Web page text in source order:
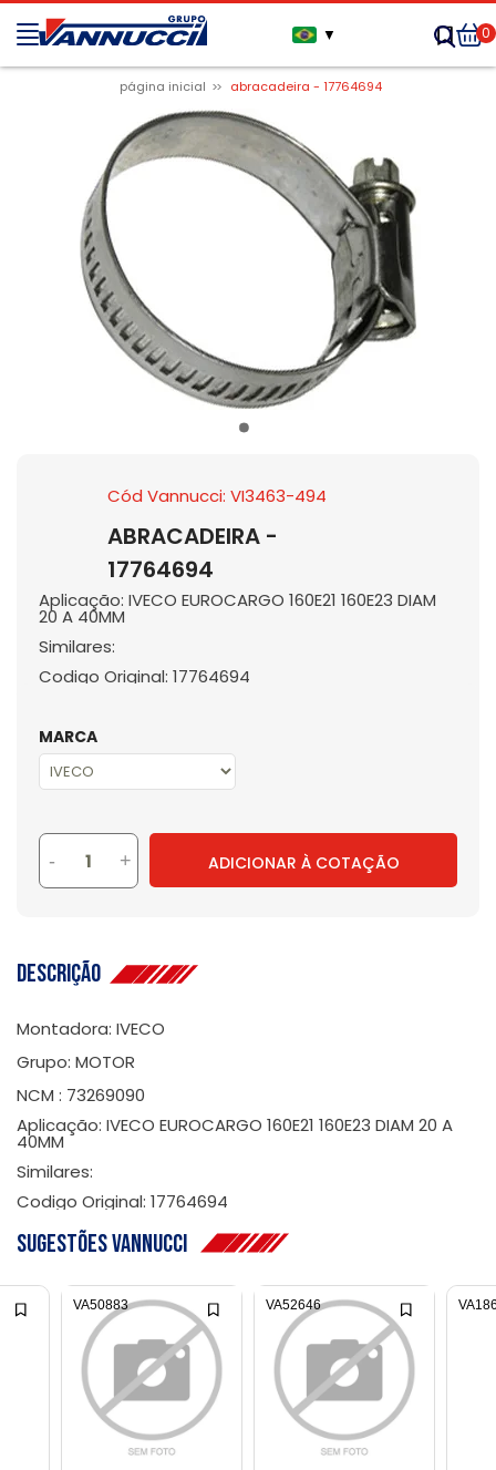
▼ 0
página inicial abracadeira - 17764694
Cód Vannucci: VI3463-494
ABRACADEIRA -
17764694
Aplicação: IVECO EUROCARGO 160E21 160E23 DIAM
20 A 40MM
Similares:
Codigo Original: 17764694
MARCA
- + ADICIONAR À COTAÇÃO
Descrição
Montadora: IVECO
Grupo: MOTOR
NCM : 73269090
Aplicação: IVECO EUROCARGO 160E21 160E23 DIAM 20 A
40MM
Similares:
Codigo Original: 17764694
Sugestões Vannucci
VA50883 VA52646